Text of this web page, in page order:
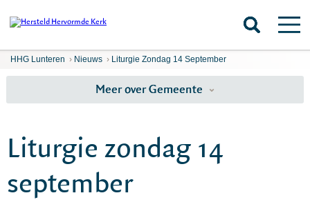
HHG Lunteren › Nieuws › Liturgie Zondag 14 September
Meer over Gemeente
Liturgie zondag 14
september